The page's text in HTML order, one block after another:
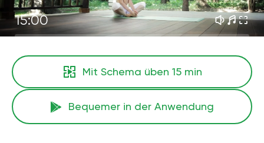
15:00
Mit Schema üben 15 min
Bequemer in der Anwendung